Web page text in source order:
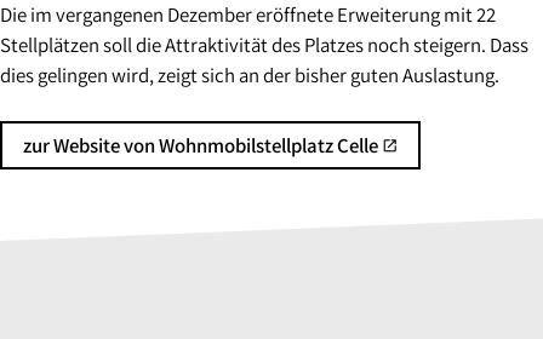
Die im vergangenen Dezember eröffnete Erweiterung mit 22
Stellplätzen soll die Attraktivität des Platzes noch steigern. Dass
dies gelingen wird, zeigt sich an der bisher guten Auslastung.
zur Website von Wohnmobilstellplatz Celle open_in_new